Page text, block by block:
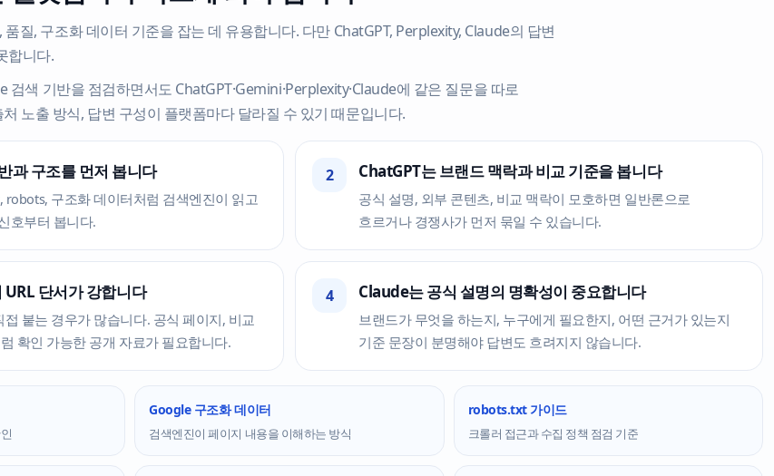
질, 구조화 데이터 기준을 잡는 데 유용합니다. 다만 ChatGPT, Perplexity, Claude의 답변
합니다.
검색 기반을 점검하면서도 ChatGPT·Gemini·Perplexity·Claude에 같은 질문을 따로
노출 방식, 답변 구성이 플랫폼마다 달라질 수 있기 때문입니다.
과 구조를 먼저 봅니다
구조화 데이터처럼 검색엔진이 읽고
호부터 봅니다.
2 ChatGPT는 브랜드 맥락과 비교 기준을 봅니다
공식 설명, 외부 콘텐츠, 비교 맥락이 모호하면 일반론으로
흐르거나 경쟁사가 먼저 묶일 수 있습니다.
단서가 강합니다
접 붙는 경우가 많습니다. 공식 페이지, 비교
확인 가능한 공개 자료가 필요합니다.
4 Claude는 공식 설명의 명확성이 중요합니다
브랜드가 무엇을 하는지, 누구에게 필요한지, 어떤 근거가 있는지
기준 문장이 분명해야 답변도 흐려지지 않습니다.
Google 구조화 데이터
검색엔진이 페이지 내용을 이해하는 방식
robots.txt 가이드
크롤러 접근과 수집 정책 점검 기준